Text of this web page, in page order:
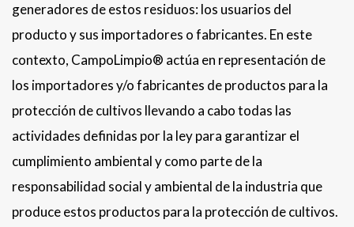
generadores de estos residuos: los usuarios del
producto y sus importadores o fabricantes. En este
contexto, CampoLimpio® actúa en representación de
los importadores y/o fabricantes de productos para la
protección de cultivos llevando a cabo todas las
actividades definidas por la ley para garantizar el
cumplimiento ambiental y como parte de la
responsabilidad social y ambiental de la industria que
produce estos productos para la protección de cultivos.